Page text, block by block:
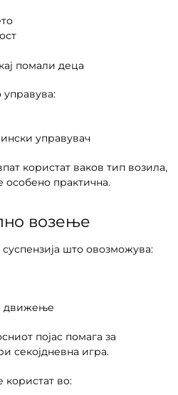
помали деца
управувач
користат ваков тип возила,
особено практична.
возење
што овозможува:
движење
појас помага за
секојдневна игра.
користат во: